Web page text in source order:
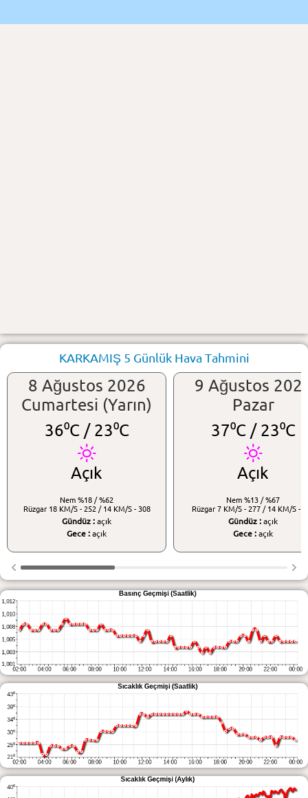
KARKAMIŞ 5 Günlük Hava Tahmini
8 Ağustos 2026
Cumartesi (Yarın)
36⁰C /23⁰C
Açık
Nem %18 / %62
Rüzgar 18 KM/S - 252 / 14 KM/S - 308
Gündüz : açık
Gece : açık
9 Ağustos
Pazar
37⁰C /23⁰C
Açık
Nem %13 / %67
Rüzgar 7 KM/S - 277 / 14 KM/S -
Gündüz : açık
Gece : açık